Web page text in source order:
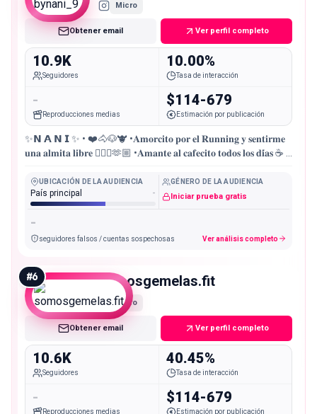
Micro
Obtener email Ver perfil completo
10.9K
Seguidores
10.00%
Tasa de interacción
-
Reproducciones medias
$114-679
Estimación por publicación
✨𝗡 𝗔 𝗡 𝗜 ✨ • ❤️🐴🐶🐮 •𝐀𝐦𝐨𝐫𝐜𝐢𝐭𝐨 𝐩𝐨𝐫 𝐞𝐥 𝐑𝐮𝐧𝐧𝐢𝐧𝐠 𝐲 𝐬𝐞𝐧𝐭𝐢𝐫𝐦𝐞
𝐮𝐧𝐚 𝐚𝐥𝐦𝐢𝐭𝐚 𝐥𝐢𝐛𝐫𝐞 🏃🏼‍♀️🫶🏼 •𝐀𝐦𝐚𝐧𝐭𝐞 𝐚𝐥 𝐜𝐚𝐟𝐞𝐜𝐢𝐭𝐨 𝐭𝐨𝐝𝐨𝐬 𝐥𝐨𝐬 𝐝𝐢́𝐚𝐬 ☕️ •
UBICACIÓN DE LA AUDIENCIA
País principal -
GÉNERO DE LA AUDIENCIA
Iniciar prueba gratis
-
seguidores falsos / cuentas sospechosas Ver análisis completo
#6 somosgemelas.fit
Micro
Obtener email Ver perfil completo
10.6K
Seguidores
40.45%
Tasa de interacción
-
Reproducciones medias
$114-679
Estimación por publicación